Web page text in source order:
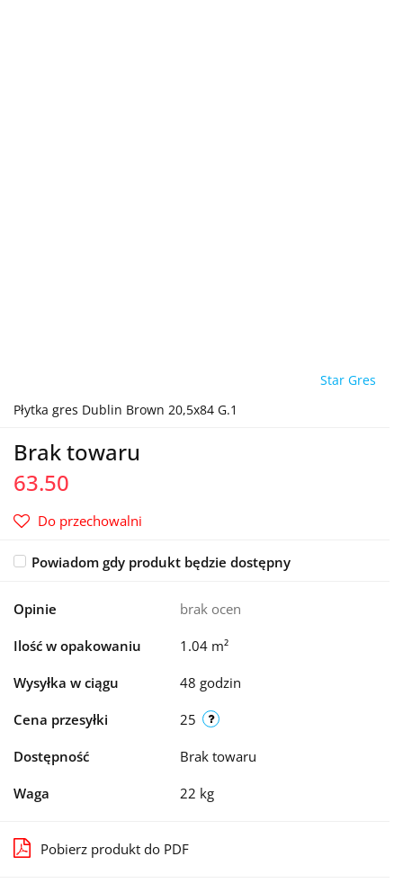
Star Gres
Płytka gres Dublin Brown 20,5x84 G.1
Brak towaru
63.50
Do przechowalni
Powiadom gdy produkt będzie dostępny
Opinie brak ocen
Ilość w opakowaniu 1.04 m²
Wysyłka w ciągu 48 godzin
Cena przesyłki 25
Dostępność Brak towaru
Waga 22 kg
Pobierz produkt do PDF